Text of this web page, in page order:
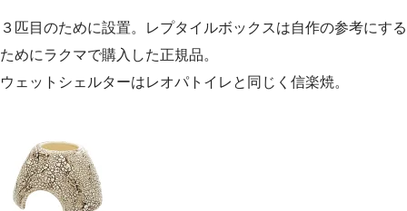
３匹目のために設置。レプタイルボックスは自作の参考にする
ためにラクマで購入した正規品。
ウェットシェルターはレオパトイレと同じく信楽焼。